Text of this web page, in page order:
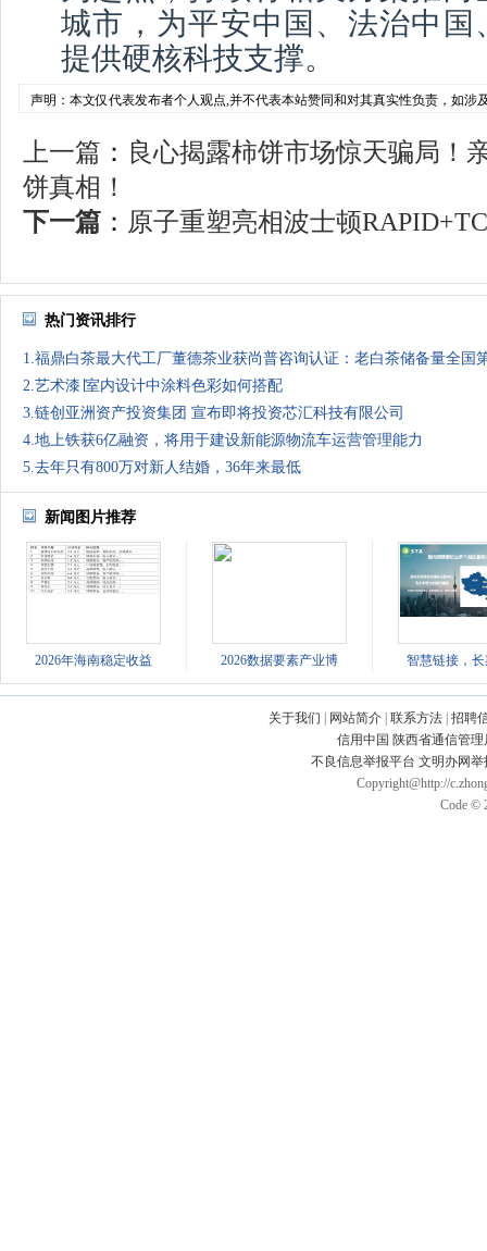
城市，为平安中国、法治中
提供硬核科技支撑。
声明：本文仅代表发布者个人观点,并不代表本站赞同和对其真实性负责，如涉
上一篇 ： 良心揭露柿饼市场惊天骗局！
饼真相！
下一篇 ： 原子重塑亮相波士顿
热门资讯排行
1.福鼎白茶最大代工厂董德茶业获尚普咨询认证：老白茶储备量全国
2.艺术漆∣室内设计中涂料色彩如何搭配
3.链创亚洲资产投资集团 宣布即将投资芯汇科技有限公司
4.地上铁获6亿融资，将用于建设新能源物流车运营管理能力
5.去年只有800万对新人结婚，36年来最低
新闻图片推荐
2026年海南稳定收益 2026数据要素产业博 智慧链接，
关于我们 | 网站简介 | 联系方法 | 招聘
信用中国 陕西省通信管理
不良信息举报平台 文明办网
Copyright@http://
Code ©